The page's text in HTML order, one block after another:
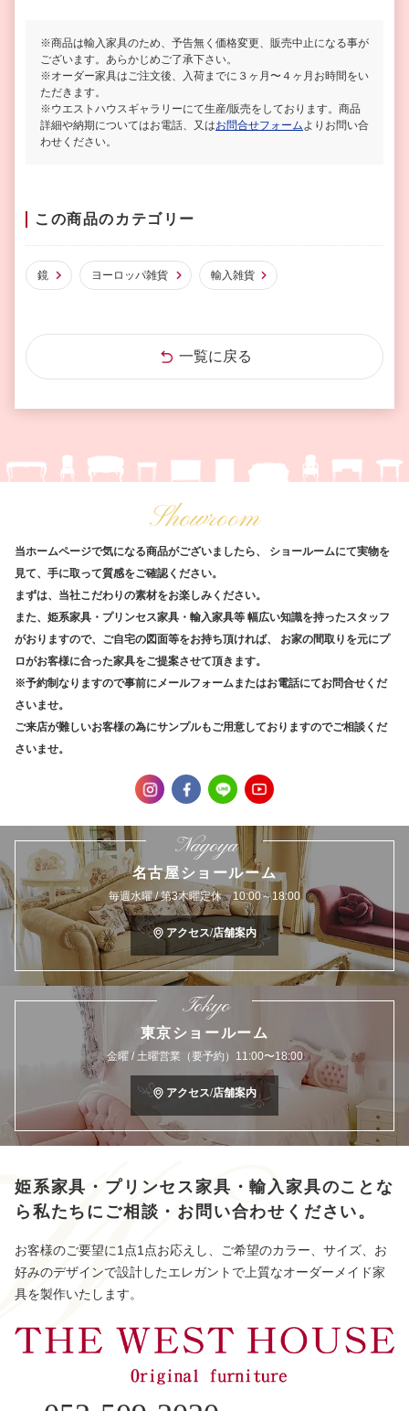
※商品は輸入家具のため、予告無く価格変更、販売中止になる事が
ございます。あらかじめご了承下さい。
※オーダー家具はご注文後、入荷までに３ヶ月〜４ヶ月お時間をい
ただきます。
※ウエストハウスギャラリーにて生産/販売をしております。商品
詳細や納期についてはお電話、又はお問合せフォーム よりお問い合
わせください。
この商品のカテゴリー
鏡 ヨーロッパ雑貨 輸入雑貨
一覧に戻る
Showroom
当ホームページで気になる商品がございましたら、
ショールームにて実物を
見て、手に取って質感をご確認ください。
まずは、当社こだわりの素材をお楽しみください。
また、姫系家具・プリンセス家具・輸入家具等 幅広い知識を持ったスタッフ
がおりますので、ご自宅の図面等をお持ち頂ければ、
お家の間取りを元にプ
ロがお客様に合った家具をご提案させて頂きます。
※予約制なりますので事前にメールフォームまたはお電話にてお問合せくだ
さいませ。
ご来店が難しいお客様の為にサンプルもご用意しておりますのでご相談くだ
さいませ。
Nagoya
名古屋ショールーム
毎週水曜 / 第3木曜定休 10:00～18:00
アクセス/店舗案内
Tokyo
東京ショールーム
金曜 / 土曜営業（要予約）11:00〜18:00
アクセス/店舗案内
姫系家具・プリンセス家具・輸入家具のことな
ら 私たちにご相談・お問い合わせください。
お客様のご要望に1点1点お応えし、ご希望のカラー、サイズ、お
好みのデザインで設計したエレガントで上質なオーダーメイド家
具を製作いたします。